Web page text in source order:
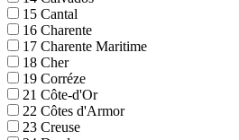
15 Cantal
16 Charente
17 Charente Maritime
18 Cher
19 Corréze
21 Côte-d'Or
22 Côtes d'Armor
23 Creuse